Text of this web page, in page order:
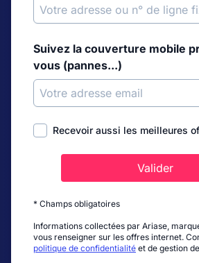
Suivez la couverture mobile
vous (pannes...)
Recevoir aussi les meilleures
Valider
* Champs obligatoires
Informations collectées par Ariase,
vous renseigner sur les offres internet.
politique de confidentialité et de gestion